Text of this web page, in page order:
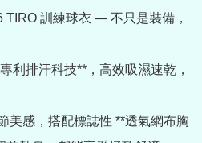
訓練球衣 — 不只是裝備，
利排汗科技**，高效吸濕速乾，
美感，搭配標誌性 **透氣網布胸